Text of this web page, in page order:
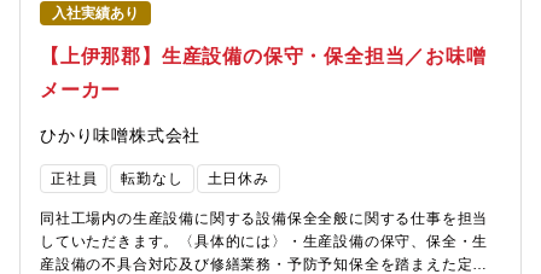
入社実績あり
【上伊那郡】生産設備の保守・保全担当／お味噌
メーカー
ひかり味噌株式会社
正社員 転勤なし 土日休み
同社工場内の生産設備に関する設備保全全般に関する仕事を担当
していただきます。〈具体的には〉・生産設備の保守、保全・生
産設備の不具合対応及び修繕業務・予防予知保全を踏まえた定期